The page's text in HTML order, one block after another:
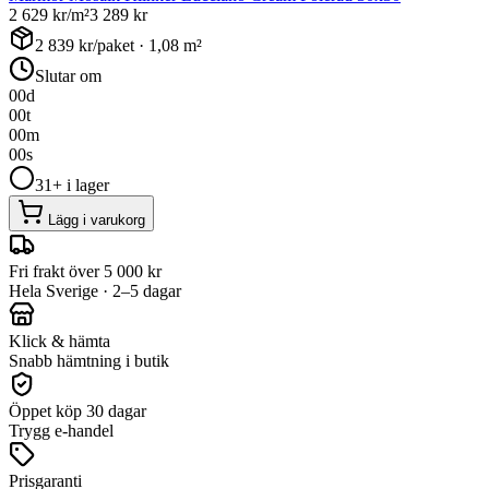
2 629 kr/m²3 289 kr
2 839 kr/paket · 1,08 m²
Slutar om
00d
00t
00m
00s
31+ i lager
Lägg i varukorg
Fri frakt över 5 000 kr
Hela Sverige · 2–5 dagar
Klick & hämta
Snabb hämtning i butik
Öppet köp 30 dagar
Trygg e-handel
Prisgaranti